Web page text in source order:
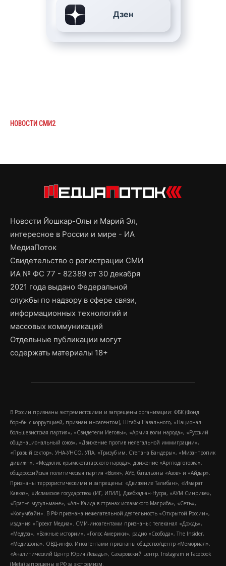
Дзен
НОВОСТИ СМИ2
Новости Йошкар-Олы и Марий Эл,
интересное в России и мире - ИА
МедиаПоток
Свидетельство о регистрации СМИ
ИА № ФС 77 - 82389 от 30 декабря
2021 года выдано Федеральной
службы по надзору в сфере связи,
информационных технологий и
массовых коммуникаций
Отдельные публикации могут
содержать материалы 18+
В России признаны экстремистскими и запрещены организации: ФБК (Фонд
борьбы с коррупцией, признан иноагентом), Штабы Навального, «Национал-
большевистская партия», «Свидетели Иеговы», «Армия воли народа», «Русский
общенациональный союз», «Движение против нелегальной иммиграции»,
«Правый сектор», УНА-УНСО, УПА, «Тризуб им. Степана Бандеры», «Мизантропик
дивижн», «Меджлис крымскотатарского народа», движение «Артподготовка»,
общероссийская политическая партия «Воля», АУЕ, батальоны «Азов» и «Айдар».
Признаны террористическими и запрещены: «Движение Талибан», «Имарат
Кавказ», «Исламское государство» (ИГ, ИГИЛ), Джебхад-ан-Нусра, «АУМ Синрике»,
«Братья-мусульмане», «Аль-Каида в странах исламского Магриба», «Сеть»,
«Колумбайн». В РФ признана нежелательной деятельность «Открытой России»,
издания «Проект Медиа». СМИ-иноагентами признаны: телеканал «Дождь»,
«Медуза», «Важные истории», «Голос Америки», радио «Свобода», The Insider,
«Медиазона», ОВД-инфо. Иноагентами признаны общество/центр «Мемориал»,
«Аналитический Центр Юрия Левады», Сахаровский центр. Instagram и Facebook
(Metа) запрещены в РФ за экстремизм.